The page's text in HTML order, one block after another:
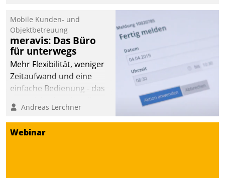
Mobile Kunden- und
Objektbetreuung
meravis: Das Büro
für unterwegs
Mehr Flexibilität, weniger
Zeitaufwand und eine
einfache Bedienung - das
Cockpit für mobile
Mitarbeiter von
Datatrain. Die meravis
Andreas Lerchner
Webinar